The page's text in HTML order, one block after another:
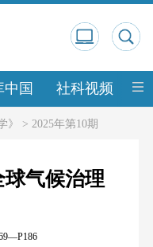
中国 社科视频 中
》 > 2025年第10期
气候治理